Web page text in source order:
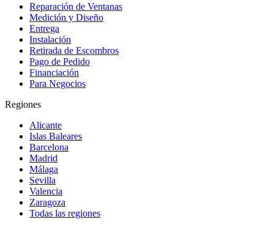
Reparación de Ventanas
Medición y Diseño
Entrega
Instalación
Retirada de Escombros
Pago de Pedido
Financiación
Para Negocios
Regiones
Alicante
Islas Baleares
Barcelona
Madrid
Málaga
Sevilla
Valencia
Zaragoza
Todas las regiones